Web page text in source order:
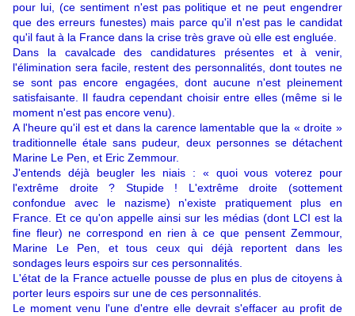
pour lui, (ce sentiment n'est pas politique et ne peut engendrer
que des erreurs funestes) mais parce qu'il n'est pas le candidat
qu'il faut à la France dans la crise très grave où elle est engluée.
Dans la cavalcade des candidatures présentes et à venir,
l'élimination sera facile, restent des personnalités, dont toutes ne
se sont pas encore engagées, dont aucune n'est pleinement
satisfaisante. Il faudra cependant choisir entre elles (même si le
moment n'est pas encore venu).
A l'heure qu'il est et dans la carence lamentable que la « droite »
traditionnelle étale sans pudeur, deux personnes se détachent
Marine Le Pen, et Eric Zemmour.
J'entends déjà beugler les niais : « quoi vous voterez pour
l'extrême droite ? Stupide ! L'extrême droite (sottement
confondue avec le nazisme) n'existe pratiquement plus en
France. Et ce qu'on appelle ainsi sur les médias (dont LCI est la
fine fleur) ne correspond en rien à ce que pensent Zemmour,
Marine Le Pen, et tous ceux qui déjà reportent dans les
sondages leurs espoirs sur ces personnalités.
L'état de la France actuelle pousse de plus en plus de citoyens à
porter leurs espoirs sur une de ces personnalités.
Le moment venu l'une d'entre elle devrait s'effacer au profit de